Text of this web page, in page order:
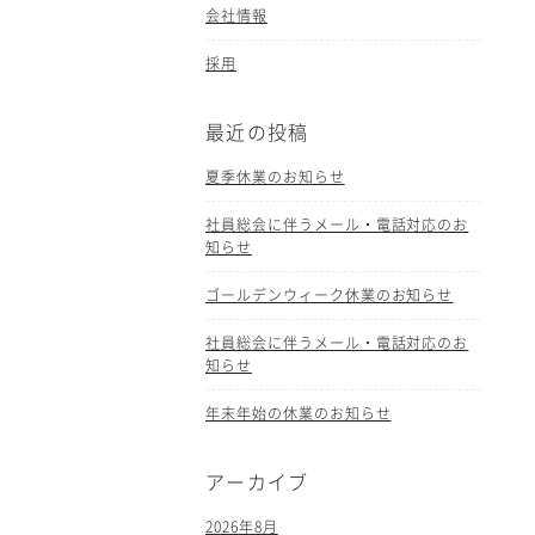
会社情報
採用
最近の投稿
夏季休業のお知らせ
社員総会に伴うメール・電話対応のお
知らせ
ゴールデンウィーク休業のお知らせ
社員総会に伴うメール・電話対応のお
知らせ
年末年始の休業のお知らせ
アーカイブ
2026年8月